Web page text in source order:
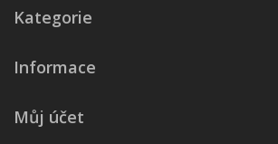
Kategorie
Informace
Můj účet